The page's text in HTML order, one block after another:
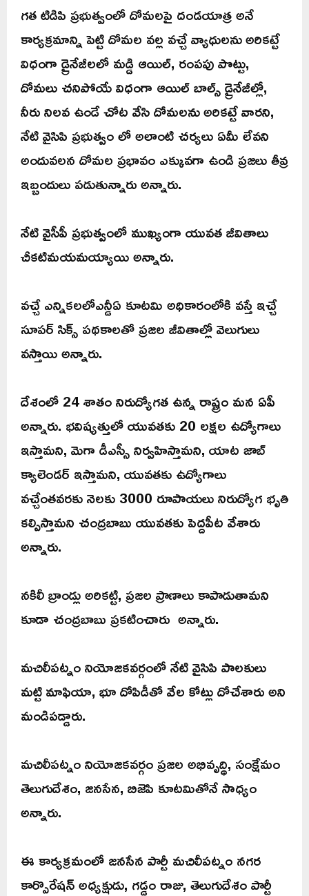
గత టిడిపి ప్రభుత్వంలో దోమలపై దండయాత్ర అనే
కార్యక్రమాన్ని పెట్టి దోమల వల్ల వచ్చే వ్యాధులను అరికట్టే
విధంగా డ్రైనేజీలలో మడ్డి ఆయిల్, రంపపు పొట్టు,
దోమలు చనిపోయే విధంగా ఆయిల్ బాల్స్ డ్రైనేజీల్లో,
నీరు నిలవ ఉండే చోట వేసి దోమలను అరికట్టే వారని,
నేటి వైసిపి ప్రభుత్వం లో అలాంటి చర్యలు ఏమీ లేవని
అందువలన దోమల ప్రభావం ఎక్కువగా ఉండి ప్రజలు తీవ్ర
ఇబ్బందులు పడుతున్నారు అన్నారు.
నేటి వైసీపీ ప్రభుత్వంలో ముఖ్యంగా యువత జీవితాలు
చీకటిమయమయ్యాయి అన్నారు.
వచ్చే ఎన్నికలలోఎన్డీఏ కూటమి అధికారంలోకి వస్తే ఇచ్చే
సూపర్ సిక్స్ పథకాలతో ప్రజల జీవితాల్లో వెలుగులు
వస్తాయి అన్నారు.
దేశంలో 24 శాతం నిరుద్యోగత ఉన్న రాష్ట్రం మన ఏపీ
అన్నారు. భవిష్యత్తులో యువతకు 20 లక్షల ఉద్యోగాలు
ఇస్తామని, మెగా డీఎస్సీ నిర్వహిస్తామని, యాట జాబ్
క్యాలెండర్ ఇస్తామని, యువతకు ఉద్యోగాలు
వచ్చేంతవరకు నెలకు 3000 రూపాయలు నిరుద్యోగ భృతి
కల్పిస్తామని చంద్రబాబు యువతకు పెద్దపీట వేశారు
అన్నారు.
నకిలీ బ్రాండ్లు అరికట్టి, ప్రజల ప్రాణాలు కాపాడుతామని
కూడా చంద్రబాబు ప్రకటించారు అన్నారు.
మచిలీపట్నం నియోజకవర్గంలో నేటి వైసిపి పాలకులు
మట్టి మాఫియా, భూ దోపిడీతో వేల కోట్లు దోచేశారు అని
మండిపడ్డారు.
మచిలీపట్నం నియోజకవర్గం ప్రజల అభివృద్ధి, సంక్షేమం
తెలుగుదేశం, జనసేన, బిజెపి కూటమితోనే సాధ్యం
అన్నారు.
ఈ కార్యక్రమంలో జనసేన పార్టీ మచిలీపట్నం నగర
కార్పొరేషన్ అధ్యక్షుడు, గడ్డం రాజు, తెలుగుదేశం పార్టీ